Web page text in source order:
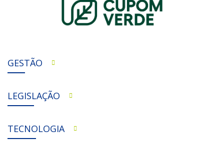
GESTÃO
LEGISLAÇÃO
TECNOLOGIA